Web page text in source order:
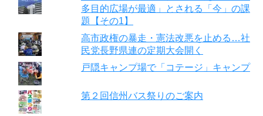
多目的広場が最適」とされる「今」の課
題【その1】
高市政権の暴走・憲法改悪を止める…社
民党長野県連の定期大会開く
戸隠キャンプ場で「コテージ」キャンプ
第２回信州バス祭りのご案内